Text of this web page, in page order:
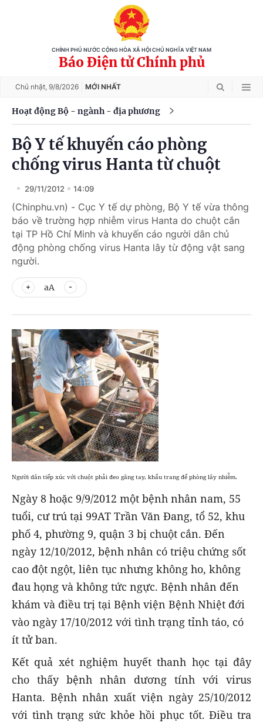
CHÍNH PHỦ NƯỚC CỘNG HÒA XÃ HỘI CHỦ NGHĨA VIỆT NAM
Báo Điện tử Chính phủ
Chủ nhật, 9/8/2026 MỚI NHẤT
Hoạt động Bộ - ngành - địa phương
Bộ Y tế khuyến cáo phòng
chống virus Hanta từ chuột
29/11/2012 14:09
(Chinphu.vn) - Cục Y tế dự phòng, Bộ Y tế vừa thông
báo về trường hợp nhiễm virus Hanta do chuột cắn
tại TP Hồ Chí Minh và khuyến cáo người dân chủ
động phòng chống virus Hanta lây từ động vật sang
người.
aA
Người dân tiếp xúc với chuột phải đeo găng tay, khẩu trang để phòng lây nhiễm.
Ngày 8 hoặc 9/9/2012 một bệnh nhân nam, 55
tuổi, cư trú tại 99AT Trần Văn Đang, tổ 52, khu
phố 4, phường 9, quận 3 bị chuột cắn. Đến
ngày 12/10/2012, bệnh nhân có triệu chứng sốt
cao đột ngột, liên tục nhưng không ho, không
đau họng và không tức ngực. Bệnh nhân đến
khám và điều trị tại Bệnh viện Bệnh Nhiệt đới
vào ngày 17/10/2012 với tình trạng tỉnh táo, có
ít tử ban.
Kết quả xét nghiệm huyết thanh học tại đây
cho thấy bệnh nhân dương tính với virus
Hanta. Bệnh nhân xuất viện ngày 25/10/2012
với tình trạng sức khỏe hồi phục tốt. Điều tra